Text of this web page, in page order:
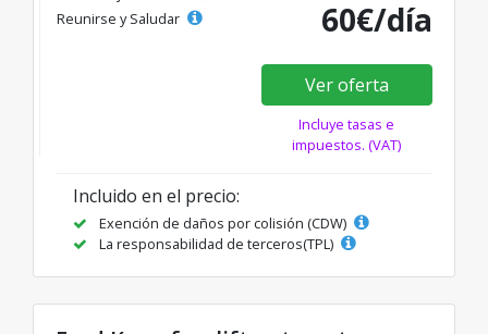
Reunirse y Saludar
60€/día
Ver oferta
Incluye tasas e
impuestos. (VAT)
Incluido en el precio:
Exención de daños por colisión (CDW)
La responsabilidad de terceros(TPL)